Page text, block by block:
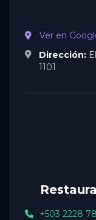
Ver en
Dirección:
1101
+503 2228